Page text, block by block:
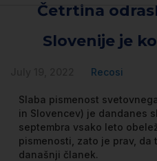
Četrtina
Slovenije je
Recosi
Slaba pismenost
in Slovencev) je dandanes
septembra vsako leto
pismenosti, zato je prav, da
današnji članek.